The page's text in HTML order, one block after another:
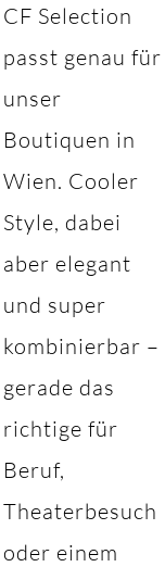
CF Selection
passt genau für
unser
Boutiquen in
Wien. Cooler
Style, dabei
aber elegant
und super
kombinierbar –
gerade das
richtige für
Beruf,
Theaterbesuch
oder einem